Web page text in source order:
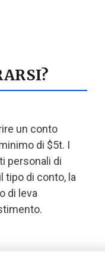
un conto
di $5t. I
personali di
tipo di conto, la
di leva